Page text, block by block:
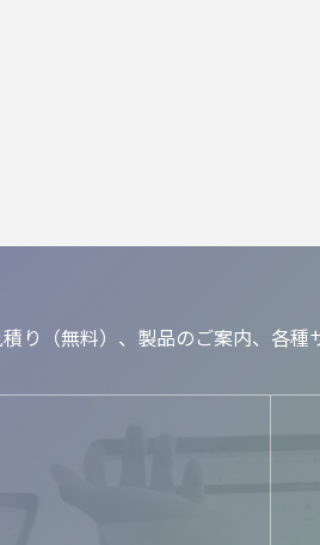
り（無料）、製品のご案内、各